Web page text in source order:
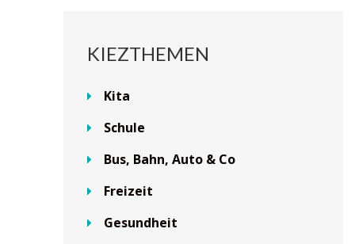
KIEZTHEMEN
Kita
Schule
Bus, Bahn, Auto & Co
Freizeit
Gesundheit